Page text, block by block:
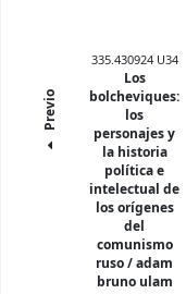
Previo
335.430924 U34
Los
bolcheviques:
los
personajes y
la historia
política e
intelectual de
los orígenes
del
comunismo
ruso / adam
bruno ulam